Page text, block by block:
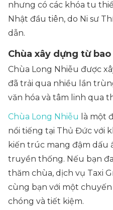
nhưng có các khóa tu
Nhật đầu tiên, do Ni sư
dẫn.
Chùa xây dựng từ
Chùa Long Nhiễu được
đã trải qua nhiều lần
văn hóa và tâm linh qua
Chùa Long Nhiễu là một
nổi tiếng tại Thủ Đức với
kiến trúc mang đậm dấu
truyền thống. Nếu bạn
thăm chùa, dịch vụ Taxi
cùng bạn với một
chóng và tiết kiệm.